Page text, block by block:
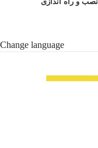
Change language